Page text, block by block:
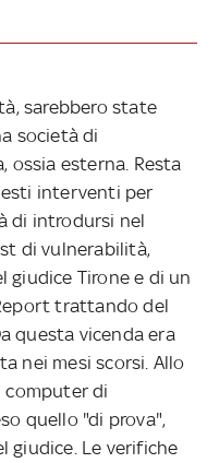
sarebbero state
società di
ossia esterna. Resta
interventi per
di introdursi nel
di vulnerabilità,
giudice Tirone e di un
trattando del
questa vicenda era
nei mesi scorsi. Allo
computer di
quello "di prova",
giudice. Le verifiche